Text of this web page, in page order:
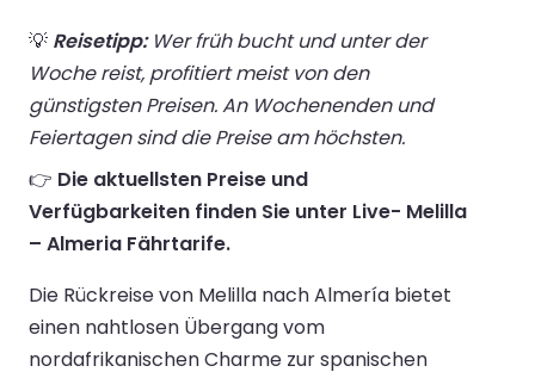
💡 Reisetipp:Wer früh bucht und unter der
Woche reist, profitiert meist von den
günstigsten Preisen. An Wochenenden und
Feiertagen sind die Preise am höchsten.
👉 Die aktuellsten Preise und
Verfügbarkeiten finden Sie unter Live- Melilla
– Almeria Fährtarife.
Die Rückreise von Melilla nach Almería bietet
einen nahtlosen Übergang vom
nordafrikanischen Charme zur spanischen